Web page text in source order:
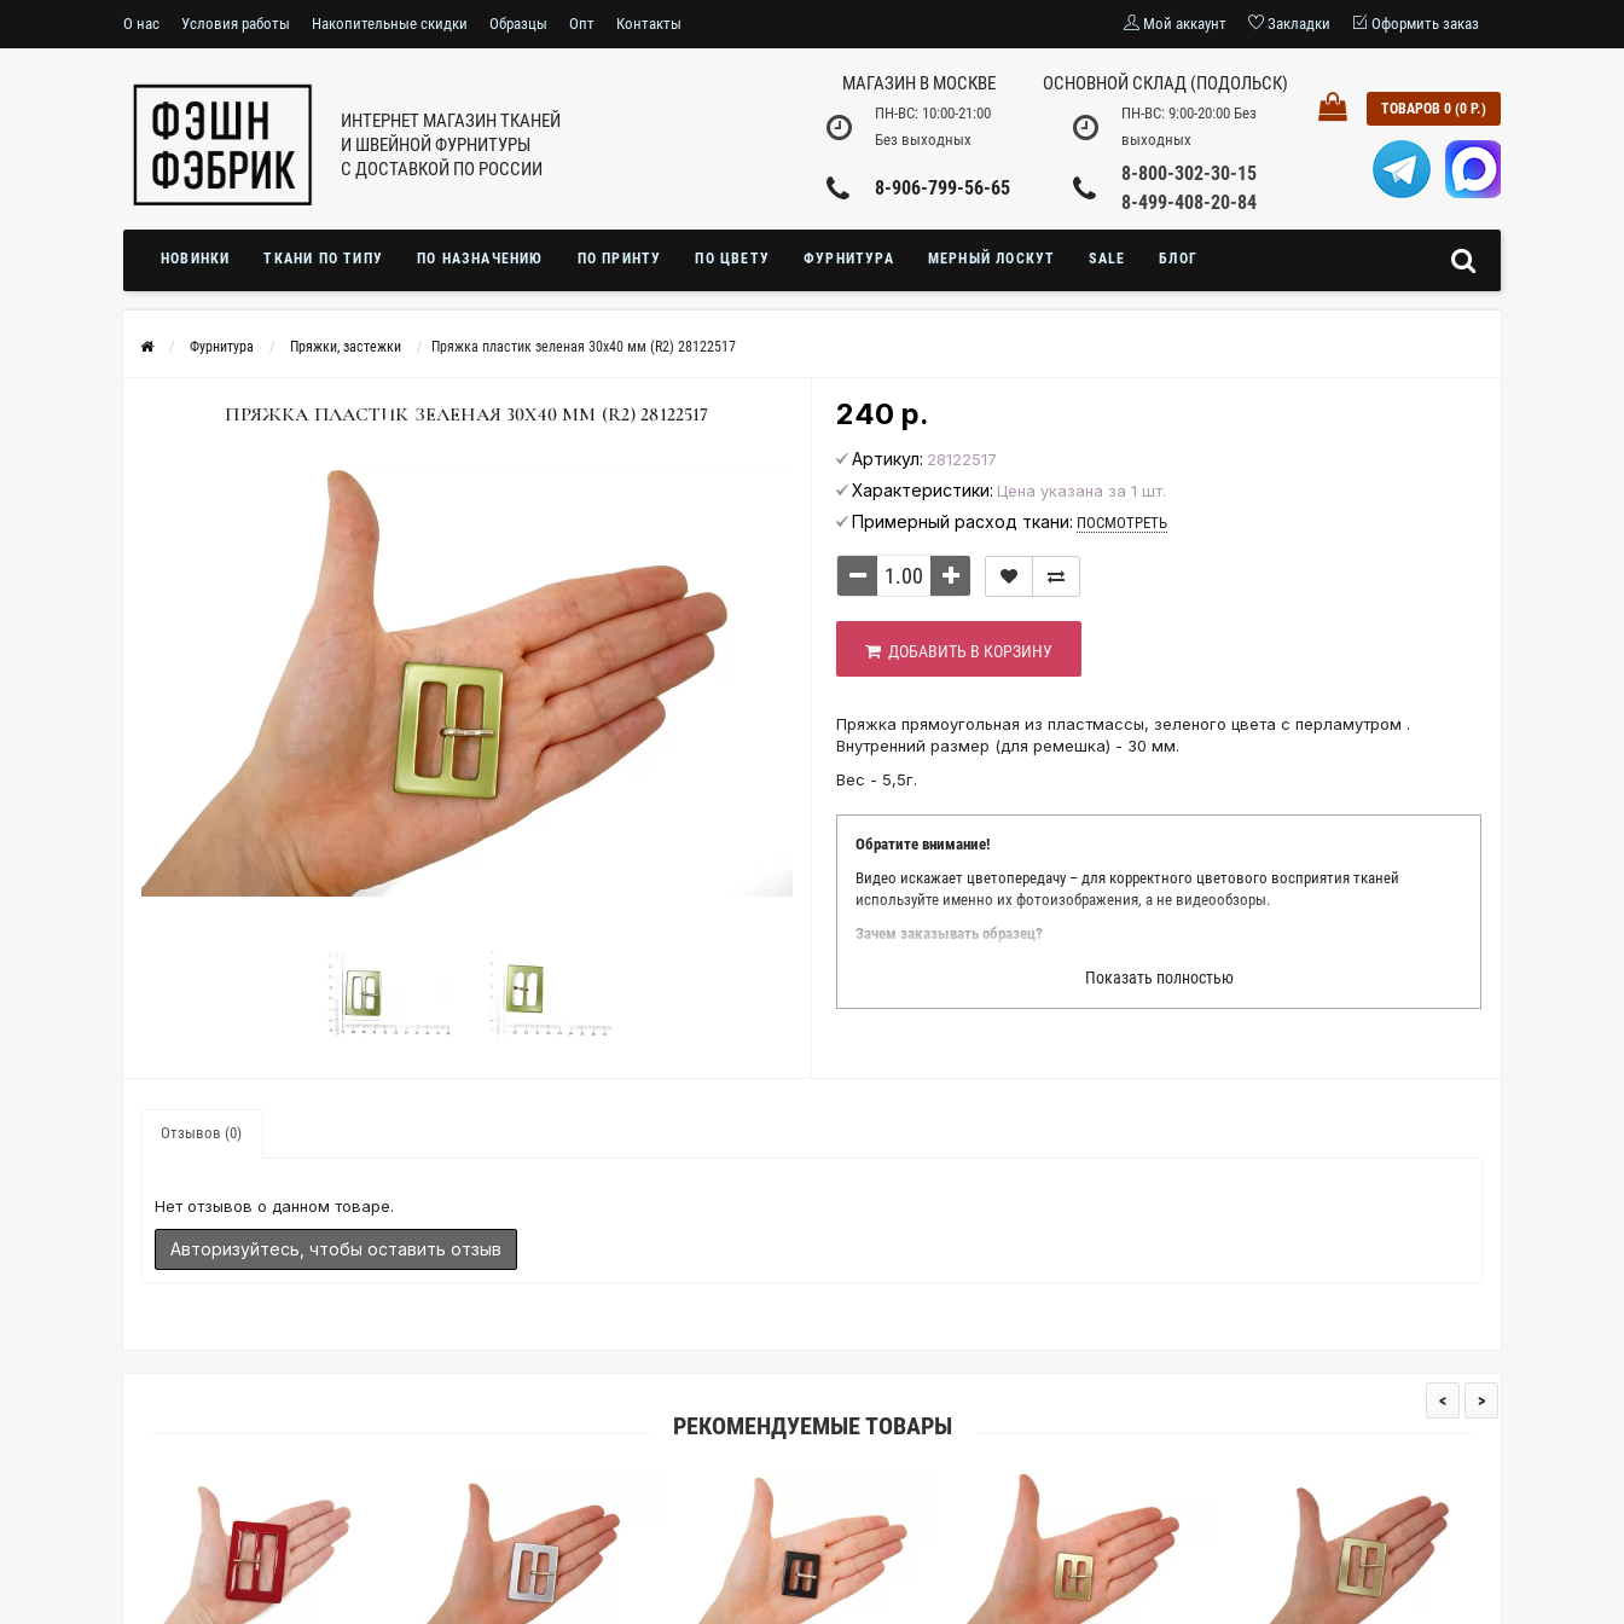
О нас Условия работы Накопительные скидки Образцы Опт Контакты Мой аккаунт Закладки Оформить заказ
ИНТЕРНЕТ МАГАЗИН ТКАНЕЙ
И ШВЕЙНОЙ ФУРНИТУРЫ
С ДОСТАВКОЙ ПО РОССИИ
МАГАЗИН В МОСКВЕ
ПН-ВС: 10:00-21:00
Без выходных
8-906-799-56-65
ОСНОВНОЙ СКЛАД (ПОДОЛЬСК)
ПН-ВС: 9:00-20:00 Без
выходных
8-800-302-30-15
8-499-408-20-84
ТОВАРОВ 0 (0 Р.)
НОВИНКИ ТКАНИ ПО ТИПУ ПО НАЗНАЧЕНИЮ ПО ПРИНТУ ПО ЦВЕТУ ФУРНИТУРА МЕРНЫЙ ЛОСКУТ SALE БЛОГ
Фурнитура Пряжки, застежки Пряжка пластик зеленая 30х40 мм (R2) 28122517
ПРЯЖКА ПЛАСТИК ЗЕЛЕНАЯ 30Х40 ММ (R2) 28122517 240 р.
Артикул: 28122517
Характеристики: Цена указана за 1 шт.
Примерный расход ткани: ПОСМОТРЕТЬ
ДОБАВИТЬ В КОРЗИНУ
Пряжка прямоугольная из пластмассы, зеленого цвета с перламутром .
Внутренний размер (для ремешка) - 30 мм.
Вес - 5,5г.
Обратите внимание!
Видео искажает цветопередачу – для корректного цветового восприятия тканей
используйте именно их фотоизображения, а не видеообзоры.
Зачем заказывать образец?
Мы делаем все возможное, чтобы точно описать цвет каждой ткани из нашего каталога.
Мы осматриваем и фотографируем каждую ткань в естественном свете, стараемся
находить только правильные цветовые условия и описания. Но несмотря на наши
Показать полностью
Отзывов (0)
Нет отзывов о данном товаре.
Авторизуйтесь, чтобы оставить отзыв
РЕКОМЕНДУЕМЫЕ ТОВАРЫ
< >